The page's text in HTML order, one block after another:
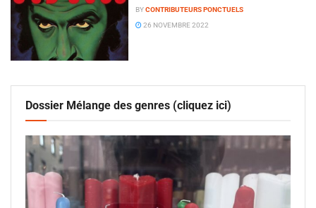
BYCONTRIBUTEURS PONCTUELS
26 NOVEMBRE 2022
Dossier Mélange des genres (cliquez ici)